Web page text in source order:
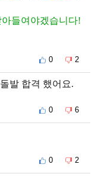
들여야겠습니다!
0 2
발 합격 했어요.
0 6
0 2